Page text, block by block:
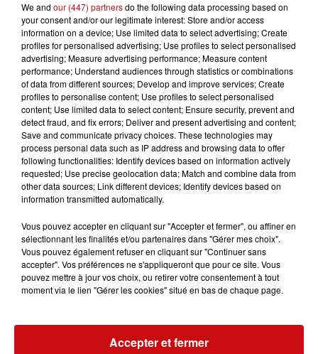
Ajouter à votre calendrier
Date
du17 mai 2025 à 10h00
au17 mai 2025 à 18h00
Date
du18 mai 2025 à 10h00
Tarif Gratuit
39 route des romains
We and our (447) partnersdo the following data processing based on
your consent and/or our legitimate interest: Store and/or access
information on a device; Use limited data to select advertising; Create
profiles for personalised advertising; Use profiles to select personalised
advertising; Measure advertising performance; Measure content
performance; Understand audiences through statistics or combinations
of data from different sources; Develop and improve services; Create
profiles to personalise content; Use profiles to select personalised
content; Use limited data to select content; Ensure security, prevent and
detect fraud, and fix errors; Deliver and present advertising and content;
Save and communicate privacy choices. These technologies may
process personal data such as IP address and browsing data to offer
following functionalities: Identify devices based on information actively
requested; Use precise geolocation data; Match and combine data from
other data sources; Link different devices; Identify devices based on
information transmitted automatically.
Vous pouvez accepter en cliquant sur "Accepter et fermer", ou affiner en
sélectionnant les finalités et/ou partenaires dans "Gérer mes choix".
Vous pouvez également refuser en cliquant sur "Continuer sans
accepter". Vos préférences ne s'appliqueront que pour ce site. Vous
pouvez mettre à jour vos choix, ou retirer votre consentement à tout
moment via le lien "Gérer les cookies" situé en bas de chaque page.
Accepter et fermer